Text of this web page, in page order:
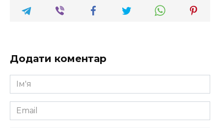
Додати коментар
Ім'я
*
Email
*